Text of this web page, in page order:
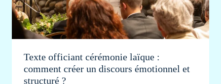
Texte officiant cérémonie laïque :
comment créer un discours émotionnel et
structuré ?